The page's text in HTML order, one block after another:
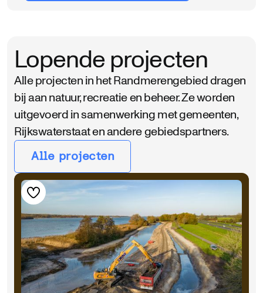
Lopende projecten
Alle projecten in het Randmerengebied dragen
bij aan natuur, recreatie en beheer. Ze worden
uitgevoerd in samenwerking met gemeenten,
Rijkswaterstaat en andere gebiedspartners.
Alle projecten